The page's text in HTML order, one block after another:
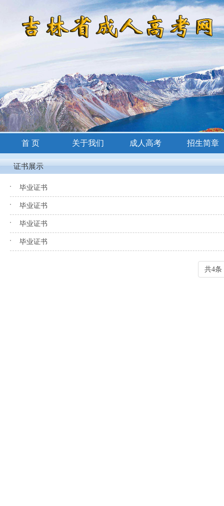
首 页 关于我们 成人高考
招生简章
证书展示
毕业证书
毕业证书
毕业证书
毕业证书
共4条